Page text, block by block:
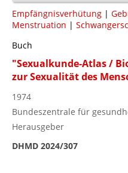
Empfängnisverhütung |
Menstruation |
Buch
"Sexualkunde-Atlas /
zur Sexualität des
1974
Bundeszentrale für
Herausgeber
DHMD 2024/307